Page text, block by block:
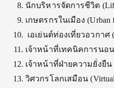
นักบริหารจัดการชีวิต
เกษตรกรในเมือง (Urban
เอเย่นต์ท่องเที่ยวอวกาศ
เจ้าหน้าที่เทคนิคการนอน
เจ้าหน้าที่ฝ่ายความยั่งยืน
วิศวกรโลกเสมือน (Virtual